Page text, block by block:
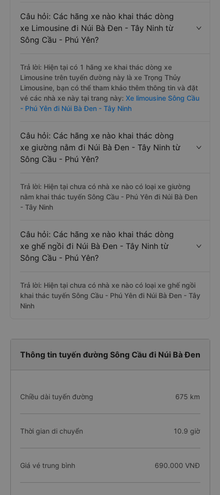
Câu hỏi: Các hãng xe nào khai thác dòng
xe Limousine đi Núi Bà Đen - Tây Ninh từ
Sông Cầu - Phú Yên?
Trả lời: Hiện tại có 1 hãng xe khai thác dòng xe
Limousine trên tuyến đường này là xe Trọng Thủy
Limousine, bạn có thể tham khảo thêm thông tin và đặt
vé các nhà xe này tại trang này: Xe limousine Sông Cầu
- Phú Yên đi Núi Bà Đen - Tây Ninh
Câu hỏi: Các hãng xe nào khai thác dòng
xe giường nằm đi Núi Bà Đen - Tây Ninh từ
Sông Cầu - Phú Yên?
Trả lời: Hiện tại chưa có nhà xe nào có loại xe giường
nằm khai thác tuyến Sông Cầu - Phú Yên đi Núi Bà Đen
- Tây Ninh
Câu hỏi: Các hãng xe nào khai thác dòng
xe ghế ngồi đi Núi Bà Đen - Tây Ninh từ
Sông Cầu - Phú Yên?
Trả lời: Hiện tại chưa có nhà xe nào có loại xe ghế ngồi
khai thác tuyến Sông Cầu - Phú Yên đi Núi Bà Đen - Tây
Ninh
Thông tin tuyến đường Sông Cầu đi Núi Bà Đen
Chiều dài tuyến đường 675 km
Thời gian di chuyển 10.9 giờ
Giá vé trung bình 690.000 VNĐ